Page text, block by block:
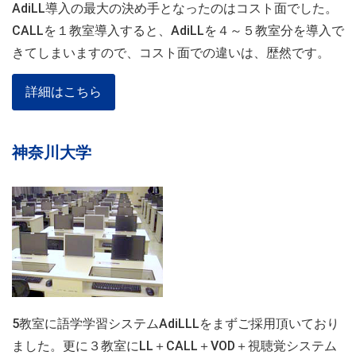
AdiLL導入の最大の決め手となったのはコスト面でした。
CALLを１教室導入すると、AdiLLを４～５教室分を導入で
きてしまいますので、コスト面での違いは、歴然です。
詳細はこちら
神奈川大学
5教室に語学学習システムAdiLLLをまずご採用頂いており
ました。更に３教室にLL＋CALL＋VOD＋視聴覚システム